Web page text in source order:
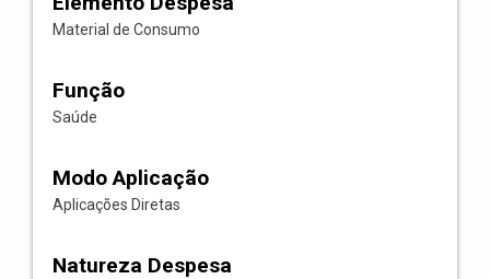
Material de Consumo
Função
Saúde
Modo Aplicação
Aplicações Diretas
Natureza Despesa